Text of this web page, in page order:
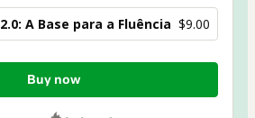
A Base para a Fluência $9.00
Buy now